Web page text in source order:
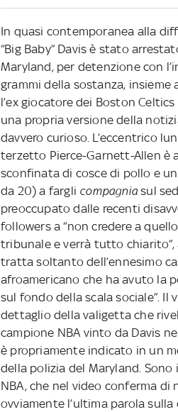
In quasi contemporanea alla
“Big Baby” Davis è stato
Maryland, per detenzione con
grammi della sostanza,
l’ex giocatore dei Boston
una propria versione della
davvero curioso. L’eccentrico
terzetto Pierce-Garnett-Allen è
sconfinata di cosce di pollo e
da 20) a fargli compagniasul
preoccupato dalle recenti
followers a “non credere a
tribunale e verrà tutto chiarito”,
tratta soltanto dell’ennesimo
afroamericano che ha avuto la
sul fondo della scala sociale”. Il
dettaglio della valigetta che
campione NBA vinto da Davis
è propriamente indicato in un
della polizia del Maryland. Sono
NBA, che nel video conferma
ovviamente l’ultima parola